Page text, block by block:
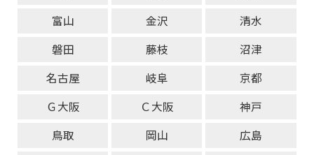
富山
金沢
清水
磐田
藤枝
沼津
名古屋
岐阜
京都
Ｇ大阪
Ｃ大阪
神戸
鳥取
岡山
広島